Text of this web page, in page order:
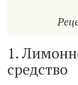
1.
средство